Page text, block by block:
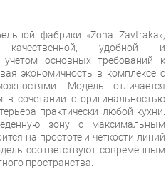
фабрики «Zona Zavtraka»,
качественной, удобной и
основных требований к
экономичность в комплексе с
Модель отличается
сочетании с оригинальностью
практически любой кухни.
зону с максимальным
на простоте и четкости линий
соответствуют современным
пространства.